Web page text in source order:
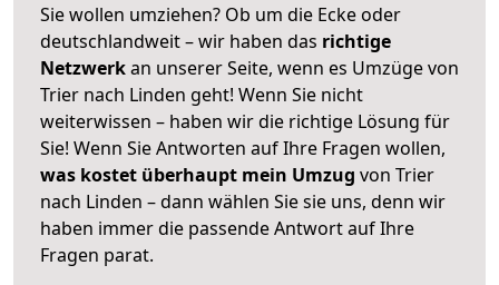
Sie wollen umziehen? Ob um die Ecke oder
deutschlandweit – wir haben das richtige
Netzwerkan unserer Seite, wenn es Umzüge von
Trier nach Linden geht! Wenn Sie nicht
weiterwissen – haben wir die richtige Lösung für
Sie! Wenn Sie Antworten auf Ihre Fragen wollen,
was kostet überhaupt mein Umzug von Trier
nach Linden – dann wählen Sie sie uns, denn wir
haben immer die passende Antwort auf Ihre
Fragen parat.